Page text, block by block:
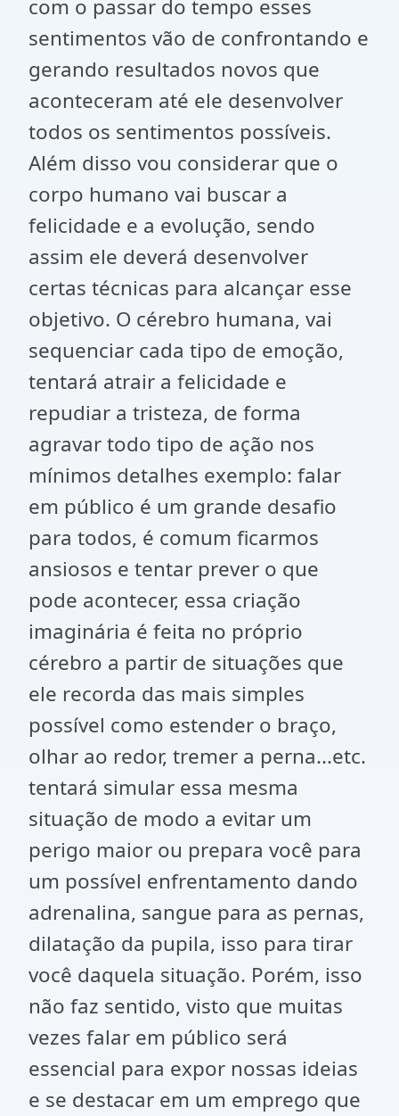
com o passar do tempo esses
sentimentos vão de confrontando e
gerando resultados novos que
aconteceram até ele desenvolver
todos os sentimentos possíveis.
Além disso vou considerar que o
corpo humano vai buscar a
felicidade e a evolução, sendo
assim ele deverá desenvolver
certas técnicas para alcançar esse
objetivo. O cérebro humana, vai
sequenciar cada tipo de emoção,
tentará atrair a felicidade e
repudiar a tristeza, de forma
agravar todo tipo de ação nos
mínimos detalhes exemplo: falar
em público é um grande desafio
para todos, é comum ficarmos
ansiosos e tentar prever o que
pode acontecer, essa criação
imaginária é feita no próprio
cérebro a partir de situações que
ele recorda das mais simples
possível como estender o braço,
olhar ao redor, tremer a perna...etc.
tentará simular essa mesma
situação de modo a evitar um
perigo maior ou prepara você para
um possível enfrentamento dando
adrenalina, sangue para as pernas,
dilatação da pupila, isso para tirar
você daquela situação. Porém, isso
não faz sentido, visto que muitas
vezes falar em público será
essencial para expor nossas ideias
e se destacar em um emprego que